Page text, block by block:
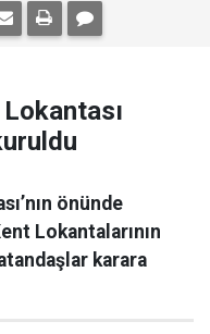
önünde
Lokantalarının
karara